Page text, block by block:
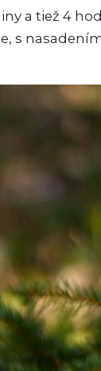
a tiež 4
s